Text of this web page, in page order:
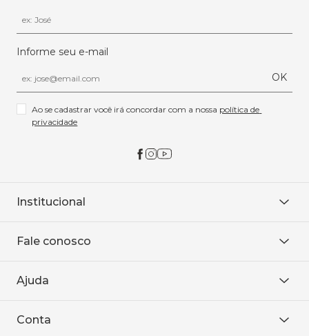
Informe seu e-mail
OK
Ao se cadastrar você irá concordar com a nossa política de
privacidade
Institucional
Onde encontrar
Baixe o APP
Fale conosco
WhatsApp
Ajuda
Política de entrega
Conta